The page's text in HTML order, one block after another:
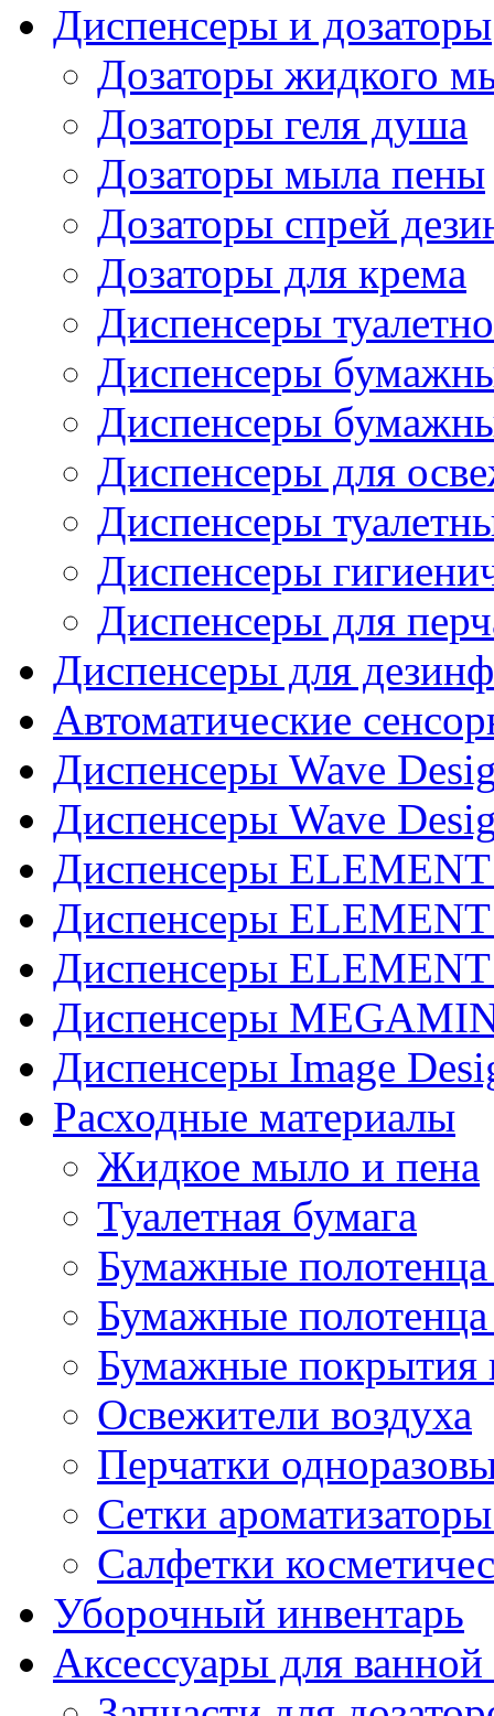
Диспенсеры и дозаторы
Дозаторы жидкого
Дозаторы геля душа
Дозаторы мыла пены
Дозаторы спрей
Дозаторы для крема
Диспенсеры
Диспенсеры
Диспенсеры
Диспенсеры для
Диспенсеры
Диспенсеры
Диспенсеры для
Диспенсеры для
Автоматические
Диспенсеры Wave
Диспенсеры Wave
Диспенсеры
Диспенсеры
Диспенсеры
Диспенсеры
Диспенсеры Image
Расходные материалы
Жидкое мыло и пена
Туалетная бумага
Бумажные полотенца
Бумажные полотенца
Бумажные покрытия
Освежители воздуха
Перчатки
Сетки
Салфетки
Уборочный инвентарь
Аксессуары для